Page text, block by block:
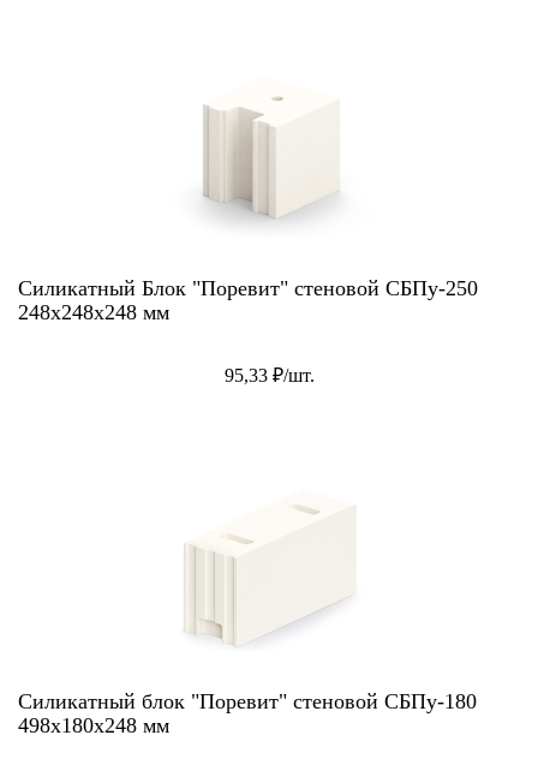
Силикатный Блок "Поревит" стеновой СБПу-250
248x248x248 мм
95,33 ₽/шт.
Силикатный блок "Поревит" стеновой СБПу-180
498х180х248 мм